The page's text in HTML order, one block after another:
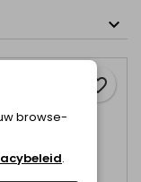
favorite_border
browse-
.